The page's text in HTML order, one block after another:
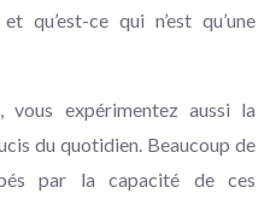
qu’est-ce qui n’est qu’une
vous expérimentez aussi la
du quotidien. Beaucoup de
par la capacité de ces